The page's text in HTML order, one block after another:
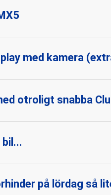
med kamera
otroligt snabba
på lördag så